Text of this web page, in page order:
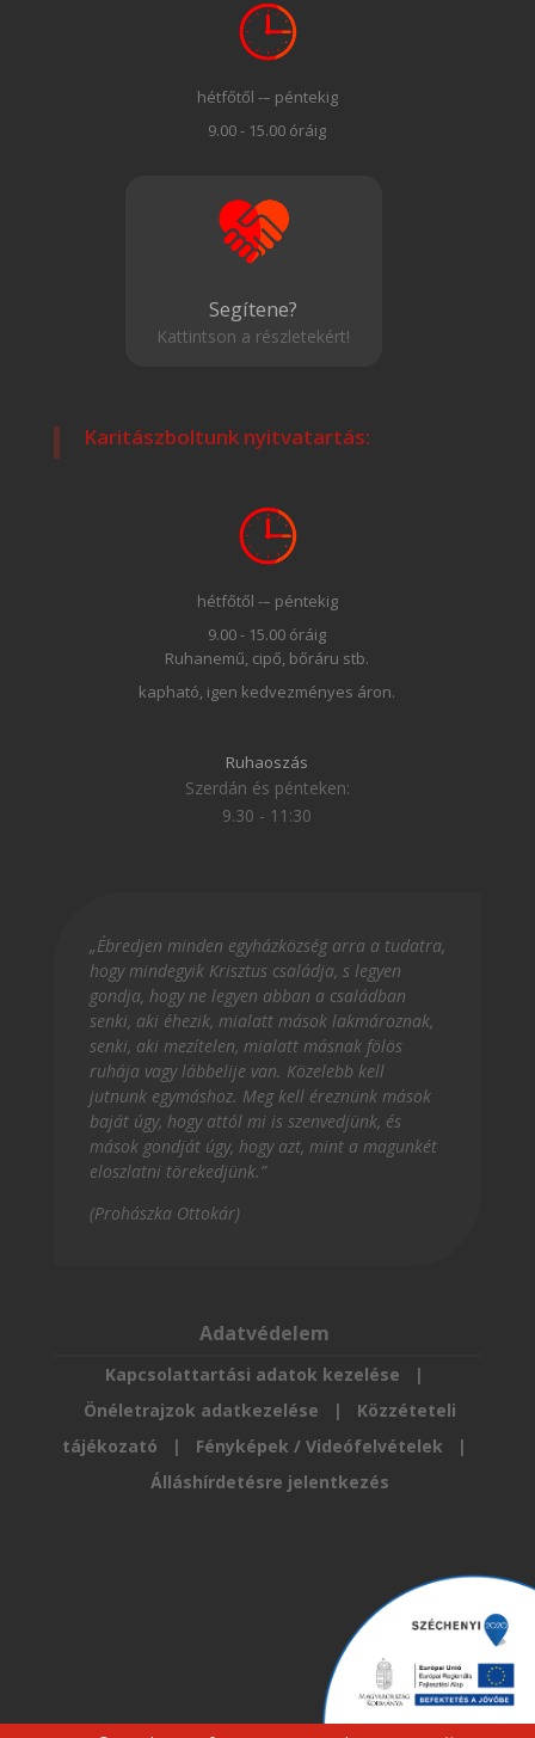
hétfőtől -– péntekig
9.00 - 15.00 óráig
Segítene?
Kattintson a részletekért!
Karitászboltunk nyitvatartás:
hétfőtől -– péntekig
9.00 - 15.00 óráig
Ruhanemű, cipő, bőráru stb.
kapható, igen kedvezményes áron.
Ruhaoszás
Szerdán és pénteken:
9.30 - 11:30
„Ébredjen minden egyházközség arra a tudatra,
hogy mindegyik Krisztus családja, s legyen
gondja, hogy ne legyen abban a családban
senki, aki éhezik, mialatt mások lakmároznak,
senki, aki mezítelen, mialatt másnak fölös
ruhája vagy lábbelije van. Közelebb kell
jutnunk egymáshoz. Meg kell éreznünk mások
baját úgy, hogy attól mi is szenvedjünk, és
mások gondját úgy, hogy azt, mint a magunkét
eloszlatni törekedjünk.”
(Prohászka Ottokár)
Adatvédelem
Kapcsolattartási adatok kezelése |
Önéletrajzok adatkezelése
| Közzéteteli
tájékozató | Fényképek / Videófelvételek |
Álláshírdetésre jelentkezés